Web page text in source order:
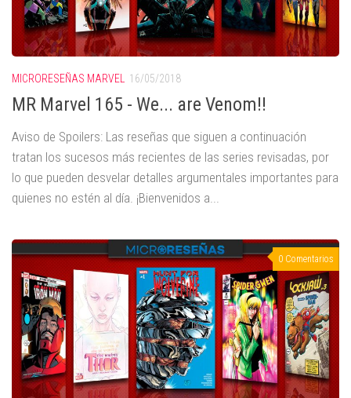
MICRORESEÑAS MARVEL 16/05/2018
MR Marvel 165 - We... are Venom!!
Aviso de Spoilers: Las reseñas que siguen a continuación
tratan los sucesos más recientes de las series revisadas, por
lo que pueden desvelar detalles argumentales importantes para
quienes no estén al día. ¡Bienvenidos a...
0 Comentarios